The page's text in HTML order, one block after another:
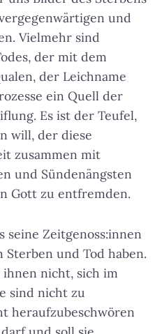
und
Vielmehr sind
der mit dem
der Leichname
ein Quell der
Es ist der Teufel,
will, der diese
zusammen mit
und Sündenängsten
Gott zu entfremden.
seine Zeitgenoss:innen
und Tod haben.
nicht, sich im
sind nicht zu
heraufzubeschwören